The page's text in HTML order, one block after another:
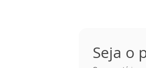
Seja o